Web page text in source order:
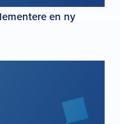
en ny